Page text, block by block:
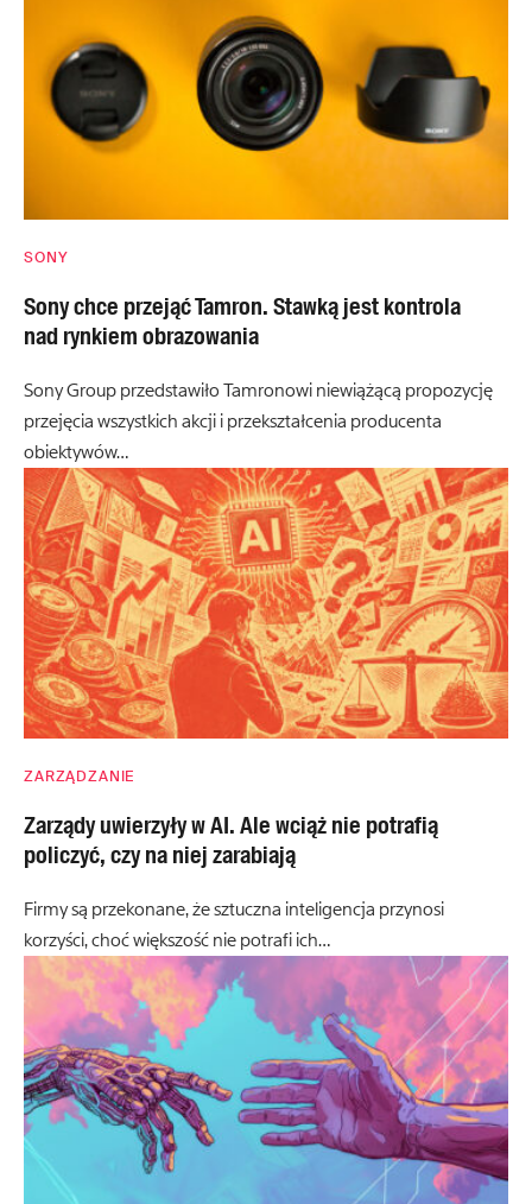
SONY
Sony chce przejąć Tamron. Stawką jest kontrola
nad rynkiem obrazowania
Sony Group przedstawiło Tamronowi niewiążącą propozycję
przejęcia wszystkich akcji i przekształcenia producenta
obiektywów…
ZARZĄDZANIE
Zarządy uwierzyły w AI. Ale wciąż nie potrafią
policzyć, czy na niej zarabiają
Firmy są przekonane, że sztuczna inteligencja przynosi
korzyści, choć większość nie potrafi ich…